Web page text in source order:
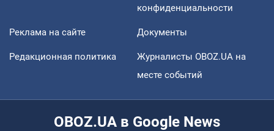
конфиденциальности
Реклама на сайте Документы
Редакционная политика
Журналисты OBOZ.UA на
месте событий
OBOZ.UA в Google News